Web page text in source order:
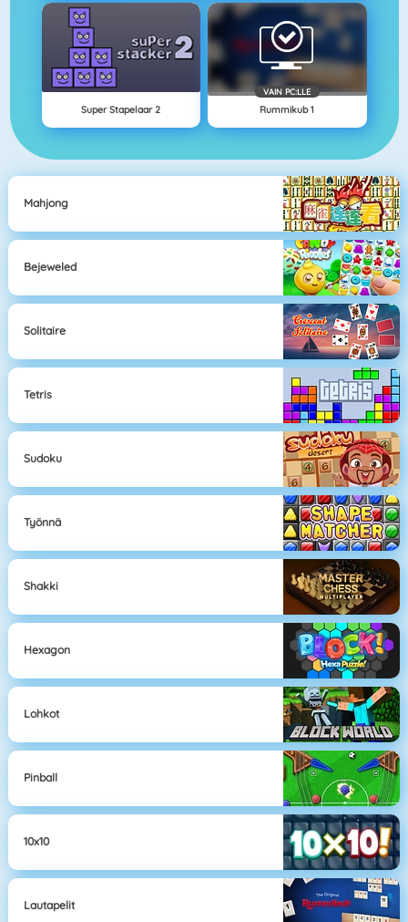
Super Stapelaar 2
VAIN PC:LLE
Rummikub 1
Mahjong
Bejeweled
Solitaire
Tetris
Sudoku
Työnnä
Shakki
Hexagon
Lohkot
Pinball
10x10
Lautapelit